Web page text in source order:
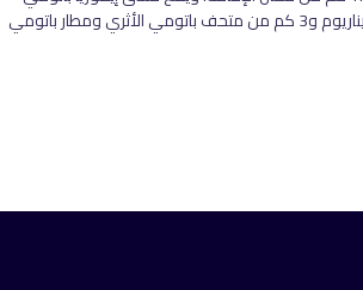
على بعد 3.3 كم من دولفيناريوم و3 كم من متحف باتومي الأثري ومطار باتومي